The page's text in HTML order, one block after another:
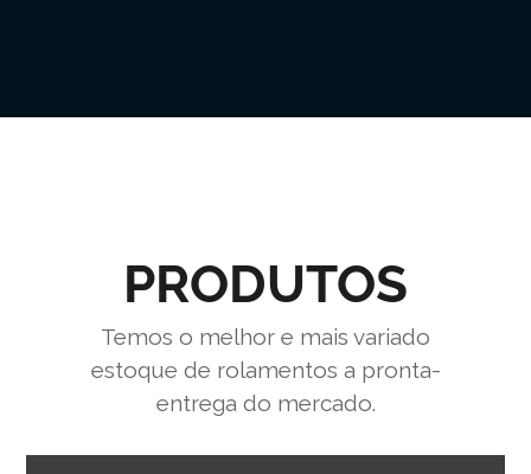
PRODUTOS
Temos o melhor e mais variado
estoque de rolamentos a pronta-
entrega do mercado.